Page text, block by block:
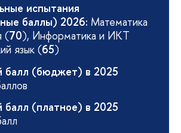
испытания
баллы) 2026: Математика
(70), Информатика и ИКТ
язык (65)
балл (бюджет) в 2025
балл (платное) в 2025